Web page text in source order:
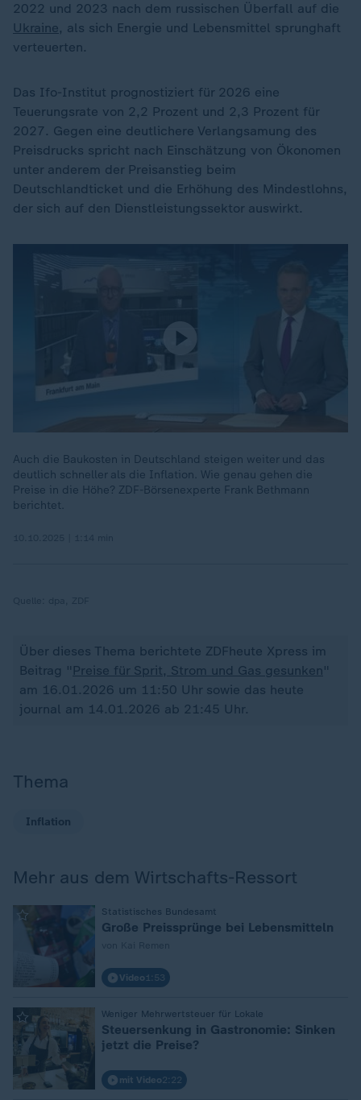
2022 und 2023 nach dem russischen Überfall auf die
Ukraine, als sich Energie und Lebensmittel sprunghaft
verteuerten.
Das Ifo-Institut prognostiziert für 2026 eine
Teuerungsrate von 2,2 Prozent und 2,3 Prozent für
2027. Gegen eine deutlichere Verlangsamung des
Preisdrucks spricht nach Einschätzung von Ökonomen
unter anderem der Preisanstieg beim
Deutschlandticket und die Erhöhung des Mindestlohns,
der sich auf den Dienstleistungssektor auswirkt.
Auch die Baukosten in Deutschland steigen weiter und das
deutlich schneller als die Inflation. Wie genau gehen die
Preise in die Höhe? ZDF-Börsenexperte Frank Bethmann
berichtet.
Über dieses Thema berichtete ZDFheute Xpress im
Beitrag " Preise für Sprit, Strom und Gas gesunken"
am 16.01.2026 um 11:50 Uhr sowie das heute
journal am 14.01.2026 ab 21:45 Uhr.
Thema
Inflation
Mehr aus dem Wirtschafts-Ressort
Statistisches Bundesamt
Große Preissprünge bei Lebensmitteln
Video 1:53
Weniger Mehrwertsteuer für Lokale
Steuersenkung in Gastronomie: Sinken
jetzt die Preise?
mit Video2:22